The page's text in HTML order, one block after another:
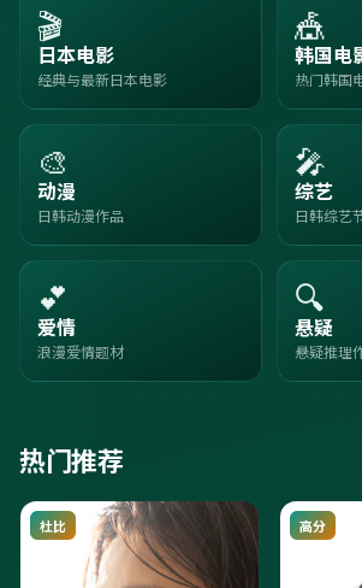
🎬
日本电影
经典与最新日本电影
🎪
韩国电
热门韩国
🎨
动漫
日韩动漫作品
🎤
综艺
日韩综艺
💕
爱情
浪漫爱情题材
🔍
悬疑
悬疑推理
热门推荐
杜比 高分